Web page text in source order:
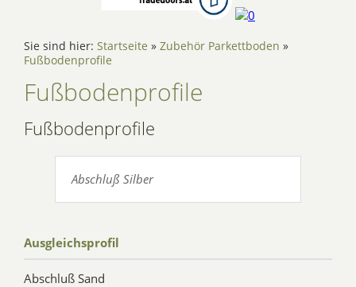
Sie sind hier: Startseite » Zubehör Parkettboden »
Fußbodenprofile
Fußbodenprofile
Fußbodenprofile
Abschluß Silber
Ausgleichsprofil
Abschluß Sand